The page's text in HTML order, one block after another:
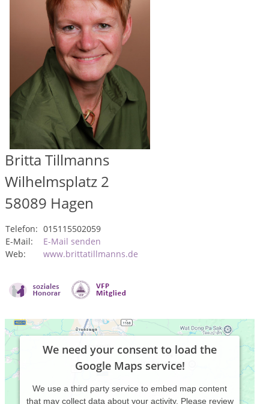
Britta Tillmanns
Wilhelmsplatz 2
58089 Hagen
Telefon: 015115502059
E-Mail:
E-Mail senden
Web:
www.brittatillmanns.de
We need your consent to load the
Google Maps service!
We use a third party service to embed map content
that may collect data about your activity. Please review